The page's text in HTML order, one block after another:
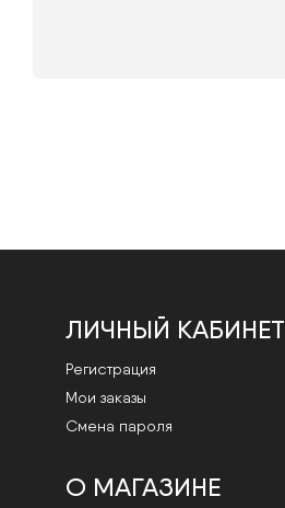
ЛИЧНЫЙ КАБИНЕТ
Регистрация
Мои заказы
Смена пароля
О МАГАЗИНЕ